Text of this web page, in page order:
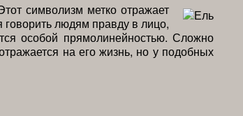
символизм метко отражает
людям правду в лицо,
особой прямолинейностью. Сложно
на его жизнь, но у подобных